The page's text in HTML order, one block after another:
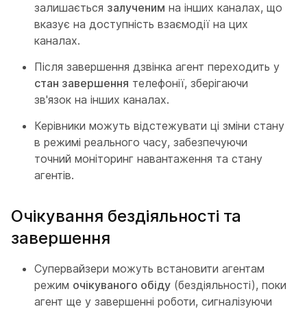
залишається залученим на інших каналах, що
вказує на доступність взаємодії на цих
каналах.
Після завершення дзвінка агент переходить у
стан завершення телефонії, зберігаючи
зв'язок на інших каналах.
Керівники можуть відстежувати ці зміни стану
в режимі реального часу, забезпечуючи
точний моніторинг навантаження та стану
агентів.
Очікування бездіяльності та
завершення
Супервайзери можуть встановити агентам
режим очікуваного обіду (бездіяльності), поки
агент ще у завершенні роботи, сигналізуючи